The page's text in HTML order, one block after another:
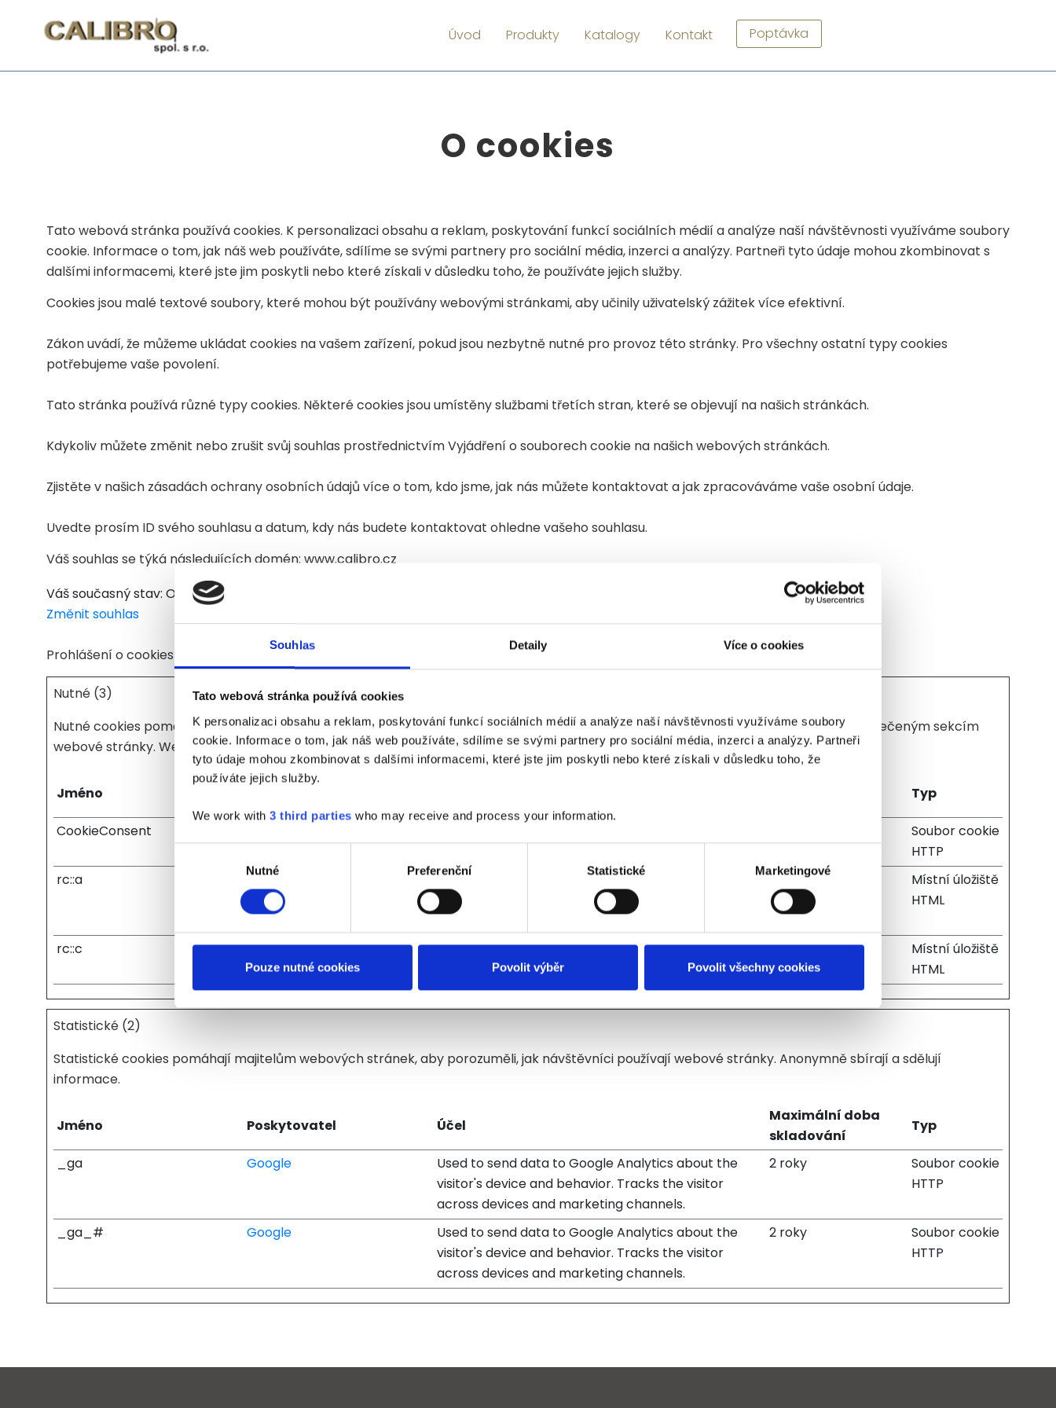
Souhlas Detaily Více o cookies
Tato webová stránka používá cookies
K personalizaci obsahu a reklam, poskytování funkcí sociálních médií a analýze naší návštěvnosti využíváme soubory
cookie. Informace o tom, jak náš web používáte, sdílíme se svými partnery pro sociální média, inzerci a analýzy. Partneři
tyto údaje mohou zkombinovat s dalšími informacemi, které jste jim poskytli nebo které získali v důsledku toho, že
používáte jejich služby.
We work with 3 third parties who may receive and process your information.
souhlasu
Nutné Preferenční Statistické Marketingové
Pouze nutné cookies Povolit výběr Povolit všechny cookies
Úvod Produkty Katalogy Kontakt Poptávka
O cookies
Tato webová stránka používá cookies. K personalizaci obsahu a reklam, poskytování funkcí sociálních médií a analýze naší návštěvnosti využíváme soubory
cookie. Informace o tom, jak náš web používáte, sdílíme se svými partnery pro sociální média, inzerci a analýzy. Partneři tyto údaje mohou zkombinovat s
dalšími informacemi, které jste jim poskytli nebo které získali v důsledku toho, že používáte jejich služby.
Cookies jsou malé textové soubory, které mohou být používány webovými stránkami, aby učinily uživatelský zážitek více efektivní.
Zákon uvádí, že můžeme ukládat cookies na vašem zařízení, pokud jsou nezbytně nutné pro provoz této stránky. Pro všechny ostatní typy cookies
potřebujeme vaše povolení.
Tato stránka používá různé typy cookies. Některé cookies jsou umístěny službami třetích stran, které se objevují na našich stránkách.
Kdykoliv můžete změnit nebo zrušit svůj souhlas prostřednictvím Vyjádření o souborech cookie na našich webových stránkách.
Zjistěte v našich zásadách ochrany osobních údajů více o tom, kdo jsme, jak nás můžete kontaktovat a jak zpracováváme vaše osobní údaje.
Uvedte prosím ID svého souhlasu a datum, kdy nás budete kontaktovat ohledne vašeho souhlasu.
Váš souhlas se týká následujících domén: www.calibro.cz
Váš současný stav: Odmítnout.
Změnit souhlas
Prohlášení o cookies bylo naposledy aktualizováno 02/12/2025
Nutné (3)
Nutné cookies pomáhají, aby byla webová stránka použitelná tak, že umožní základní funkce jako navigace stránky a přístup k zabezpečeným sekcím
webové stránky. Webová stránka nemůže správně fungovat bez těchto cookies.
Jméno Typ
CookieConsent
Soubor cookie
HTTP
rc::a
Google
This cookie is used to distinguish between humans
and bots. This is beneficial for the website, in order
to make valid reports on the use of their website.
Trvalé
Místní úložiště
HTML
rc::c Google
This cookie is used to distinguish between humans
and bots.
Relace
Místní úložiště
HTML
Statistické (2)
Statistické cookies pomáhají majitelům webových stránek, aby porozuměli, jak návštěvníci používají webové stránky. Anonymně sbírají a sdělují
informace.
Jméno Poskytovatel Účel
Maximální doba
skladování
Typ
_ga Google
Used to send data to Google Analytics about the
visitor's device and behavior. Tracks the visitor
across devices and marketing channels.
2 roky
Soubor cookie
HTTP
_ga_# Google
Used to send data to Google Analytics about the
visitor's device and behavior. Tracks the visitor
across devices and marketing channels.
2 roky
Soubor cookie
HTTP